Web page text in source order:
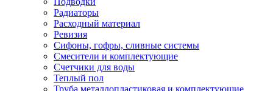
Радиаторы
Расходный материал
Ревизия
Сифоны, гофры, сливные системы
Смесители и комплектующие
Счетчики для воды
Теплый пол
Труба металлопластиковая и комплектующие